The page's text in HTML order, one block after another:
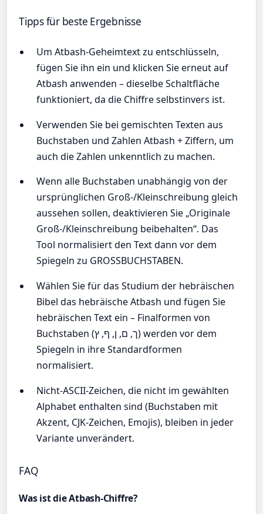
Tipps für beste Ergebnisse
Um Atbash-Geheimtext zu entschlüsseln,
fügen Sie ihn ein und klicken Sie erneut auf
Atbash anwenden – dieselbe Schaltfläche
funktioniert, da die Chiffre selbstinvers ist.
Verwenden Sie bei gemischten Texten aus
Buchstaben und Zahlen Atbash + Ziffern, um
auch die Zahlen unkenntlich zu machen.
Wenn alle Buchstaben unabhängig von der
ursprünglichen Groß-/Kleinschreibung gleich
aussehen sollen, deaktivieren Sie „Originale
Groß-/Kleinschreibung beibehalten“. Das
Tool normalisiert den Text dann vor dem
Spiegeln zu GROSSBUCHSTABEN.
Wählen Sie für das Studium der hebräischen
Bibel das hebräische Atbash und fügen Sie
hebräischen Text ein – Finalformen von
Buchstaben (ך, ם, ן, ף, ץ) werden vor dem
Spiegeln in ihre Standardformen
normalisiert.
Nicht-ASCII-Zeichen, die nicht im gewählten
Alphabet enthalten sind (Buchstaben mit
Akzent, CJK-Zeichen, Emojis), bleiben in jeder
Variante unverändert.
FAQ
Was ist die Atbash-Chiffre?